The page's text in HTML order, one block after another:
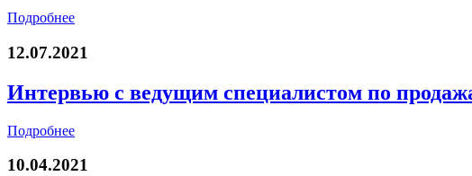
Подробнее
12.07.2021
Интервью с ведущим специалистом по
Подробнее
10.04.2021